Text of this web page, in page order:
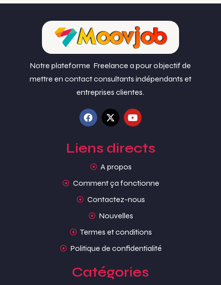
Notre plateforme Freelance a pour objectif de
mettre en contact consultants indépendants et
entreprises clientes.
Liens directs
A propos
Comment ça fonctionne
Contactez-nous
Nouvelles
Termes et conditions
Politique de confidentialité
Catégories